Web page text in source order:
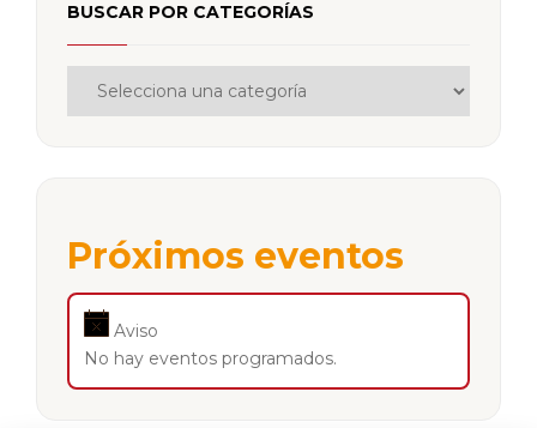
BUSCAR POR CATEGORÍAS
Próximos eventos
Aviso
No hay eventos programados.